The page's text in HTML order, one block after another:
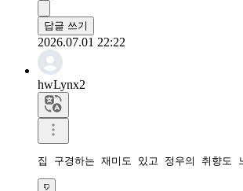
답글 쓰기
2026.07.01 22:22
hwLynx2
집 구경하는 재미도 있고 정우의 취향도